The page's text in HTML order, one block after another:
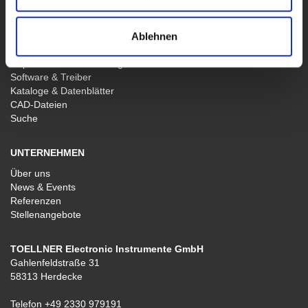
Ablehnen
Software & Treiber
Kataloge & Datenblätter
CAD-Dateien
Suche
UNTERNEHMEN
Über uns
News & Events
Referenzen
Stellenangebote
TOELLNER Electronic Instrumente GmbH
Gahlenfeldstraße 31
58313 Herdecke
Telefon +49 2330 979191